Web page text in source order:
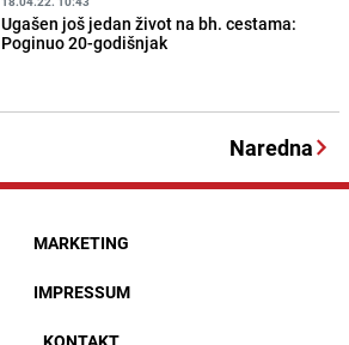
Ugašen još jedan život na bh. cestama:
Poginuo 20-godišnjak
Naredna
MARKETING
IMPRESSUM